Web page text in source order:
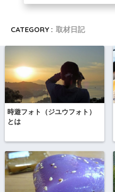
CATEGORY : 取材日記
時遊フォト（ジユウフォト）
とは